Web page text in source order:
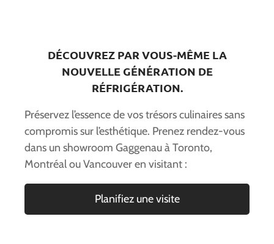
DÉCOUVREZ PAR VOUS-MÊME LA
NOUVELLE GÉNÉRATION DE
RÉFRIGÉRATION.
Préservez l’essence de vos trésors culinaires sans
compromis sur l’esthétique. Prenez rendez-vous
dans un showroom Gaggenau à Toronto,
Montréal ou Vancouver en visitant :
Planifiez une visite